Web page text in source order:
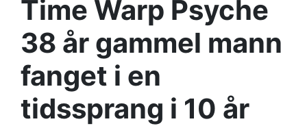
Time Warp Psyche
38 år gammel mann
fanget i en
tidssprang i 10 år